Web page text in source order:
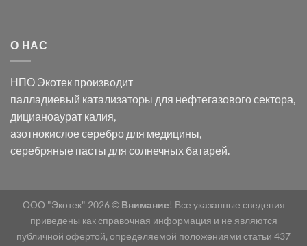
оксида
в
электролите
калий
дицианоаурат–
гексацианоферрата
О НАС
НПО Экотек производит
палладиевый катализаторы для нефтегазового сектора,
дицианоаурат калия,
азотнокислое серебро для медицины,
серебряные пасты для солнечных батарей.
ООО "Экотек" 2026 © Внимание! Все указанные сведения
приведены как справочная информация и не являются
публичной офертой, определяемой положениями статьи 437